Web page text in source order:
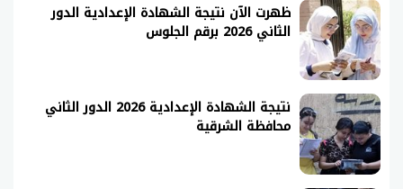
ظهرت الآن نتيجة الشهادة الإعدادية الدور
الثاني 2026 برقم الجلوس
نتيجة الشهادة الإعدادية 2026 الدور الثاني
محافظة الشرقية